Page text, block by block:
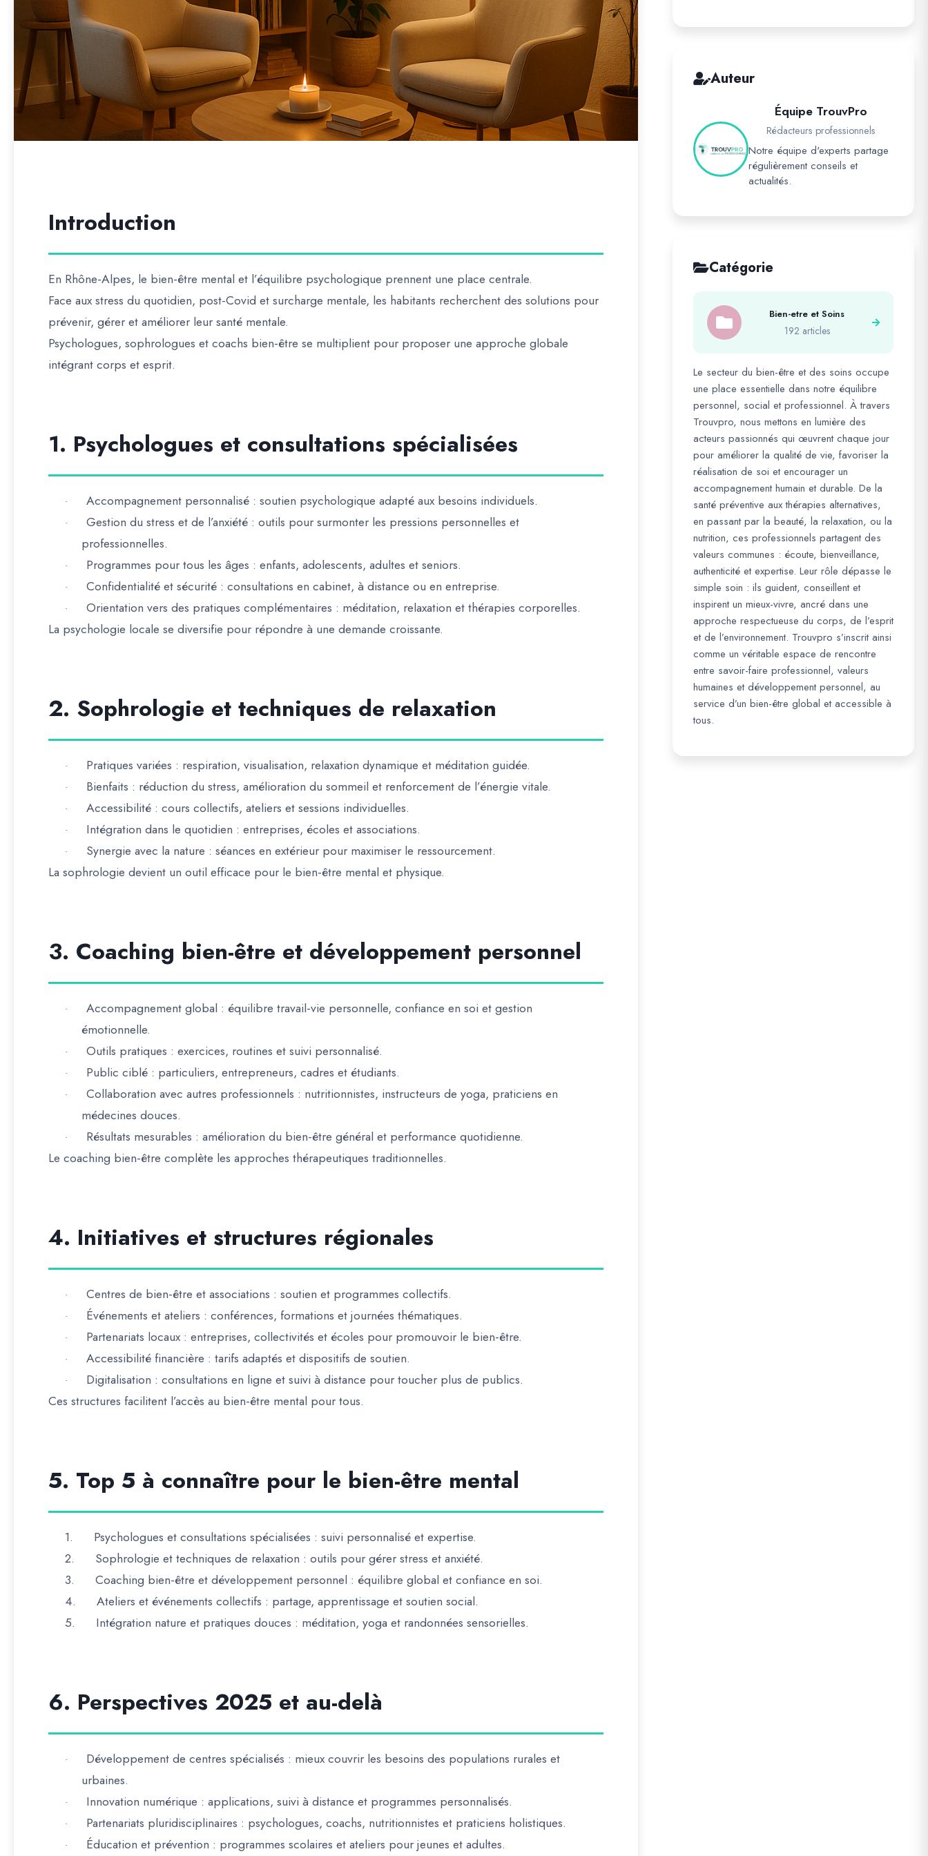
Introduction
En Rhône-Alpes, le bien-être mental et l’équilibre psychologique prennent une place centrale.
Face auxstress du quotidien, post-Covid et surcharge mentale, les habitants recherchent des solutions pour
prévenir, gérer et améliorer leur santé mentale.
Psychologues, sophrologues et coachs bien-être se multiplient pour proposer une approche globale
intégrant corps et esprit.
1. Psychologues et consultations spécialisées
· Accompagnement personnalisé : soutien psychologique adapté aux besoins individuels.
· Gestion du stress et de l’anxiété : outils pour surmonter les pressions personnelles et
professionnelles.
· Programmes pour tous les âges : enfants, adolescents, adultes et seniors.
· Confidentialité et sécurité : consultations en cabinet, à distance ou en entreprise.
· Orientation vers des pratiques complémentaires : méditation, relaxation et thérapies corporelles.
La psychologie locale se diversifie pour répondre à une demande croissante.
2. Sophrologie et techniques de relaxation
· Pratiques variées : respiration, visualisation, relaxation dynamique et méditation guidée.
· Bienfaits : réduction du stress, amélioration du sommeil et renforcement de l’énergie vitale.
· Accessibilité : cours collectifs, ateliers et sessions individuelles.
· Intégration dans le quotidien : entreprises, écoles et associations.
· Synergie avec la nature : séances en extérieur pour maximiser le ressourcement.
La sophrologie devient un outil efficace pour le bien-être mental et physique.
3. Coaching bien-être et développement personnel
· Accompagnement global : équilibre travail-vie personnelle, confiance en soi et gestion
émotionnelle.
· Outils pratiques : exercices, routines et suivi personnalisé.
· Public ciblé : particuliers, entrepreneurs, cadres et étudiants.
· Collaboration avec autres professionnels : nutritionnistes, instructeurs de yoga, praticiens en
médecines douces.
· Résultats mesurables : amélioration du bien-être général et performance quotidienne.
Le coaching bien-être complète les approches thérapeutiques traditionnelles.
4. Initiatives et structures régionales
· Centres de bien-être et associations : soutien et programmes collectifs.
· Événements et ateliers : conférences, formations et journées thématiques.
· Partenariats locaux : entreprises, collectivités et écoles pour promouvoir le bien-être.
· Accessibilité financière : tarifs adaptés et dispositifs de soutien.
· Digitalisation : consultations en ligne et suivi à distance pour toucher plus de publics.
Ces structures facilitent l’accès au bien-être mental pour tous.
5. Top 5 à connaître pour le bien-être mental
1. Psychologues et consultations spécialisées : suivi personnalisé et expertise.
2.
Sophrologie et techniques de relaxation : outils pour gérer stress et anxiété.
3.
Coaching bien-être et développement personnel : équilibre global et confiance en soi.
4.
Ateliers et événements collectifs : partage, apprentissage et soutien social.
5.
Intégration nature et pratiques douces : méditation, yoga et randonnées sensorielles.
6. Perspectives 2025 et au-delà
· Développement de centres spécialisés : mieux couvrir les besoins des populations rurales et
urbaines.
· Innovation numérique : applications, suivi à distance et programmes personnalisés.
· Partenariats pluridisciplinaires : psychologues, coachs, nutritionnistes et praticiens holistiques.
· Éducation et prévention : programmes scolaires et ateliers pour jeunes et adultes.
Auteur
Équipe TrouvPro
Rédacteurs professionnels
Notre équipe d'experts partage
régulièrement conseils et
actualités.
Catégorie
Bien-etre et Soins
192 articles
Le secteur du bien-être et des soins occupe
une place essentielle dans notre équilibre
personnel, social et professionnel. À travers
Trouvpro, nous mettons en lumière des
acteurs passionnés qui œuvrent chaque jour
pour améliorer la qualité de vie, favoriser la
réalisation de soi et encourager un
accompagnement humain et durable. De la
santé préventive aux thérapies alternatives,
en passant par la beauté, la relaxation, ou la
nutrition, ces professionnels partagent des
valeurs communes : écoute, bienveillance,
authenticité et expertise. Leur rôle dépasse le
simple soin : ils guident, conseillent et
inspirent un mieux-vivre, ancré dans une
approche respectueuse du corps, de l’esprit
et de l’environnement. Trouvpro s’inscrit ainsi
comme un véritable espace de rencontre
entre savoir-faire professionnel, valeurs
humaines et développement personnel, au
service d’un bien-être global et accessible à
tous.